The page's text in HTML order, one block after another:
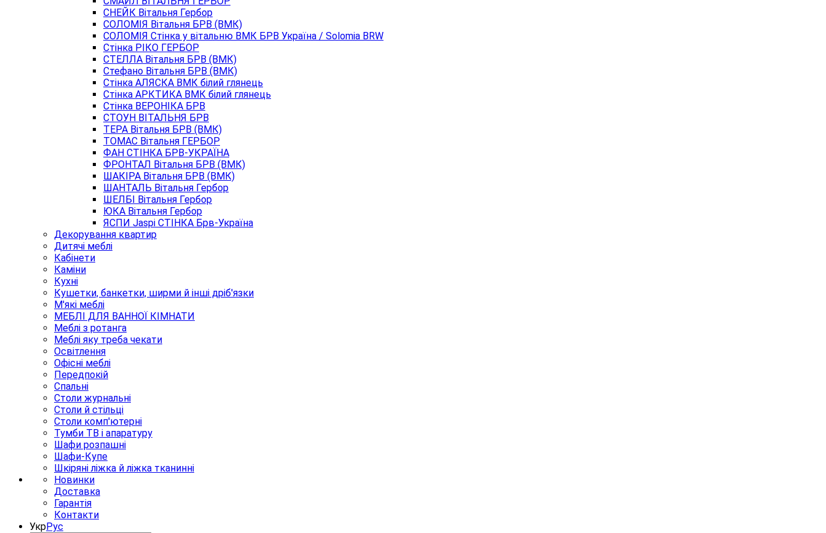
СНЕЙК Вітальня Гербор
СОЛОМIЯ Вітальня БРВ (ВМК)
СОЛОМІЯ Стінка у вітальню ВМК БРВ Україна / Solomia BRW
Стiнка РIКО ГЕРБОР
СТЕЛЛА Вітальня БРВ (ВМК)
Стефано Вітальня БРВ (ВМК)
Стінка АЛЯСКА ВМК білий глянець
Стінка АРКТИКА ВМК білий глянець
Стінка ВЕРОНІКА БРВ
СТОУН ВІТАЛЬНЯ БРВ
ТЕРА Вітальня БРВ (ВМК)
ТОМАС Вітальня ГЕРБОР
ФАН СТІНКА БРВ-УКРАЇНА
ФРОНТАЛ Вітальня БРВ (ВМК)
ШАКIРА Вітальня БРВ (ВМК)
ШАНТАЛЬ Вітальня Гербор
ШЕЛБІ Вітальня Гербор
ЮКА Вітальня Гербор
ЯСПИ Jaspi СТІНКА Брв-Україна
Декорування квартир
Дитячі меблі
Кабінети
Каміни
Кухні
Кушетки, банкетки, ширми й інші дріб'язки
М'які меблі
МЕБЛІ ДЛЯ ВАННОЇ КІМНАТИ
Меблі з ротанга
Меблі яку треба чекати
Освітлення
Офісні меблі
Передпокій
Спальні
Столи журнальні
Столи й стільці
Столи комп'ютерні
Тумби ТВ і апаратуру
Шафи розпашні
Шафи-Купе
Шкіряні ліжка й ліжка тканинні
Новинки
Доставка
Гарантія
Контакти
УкрРус